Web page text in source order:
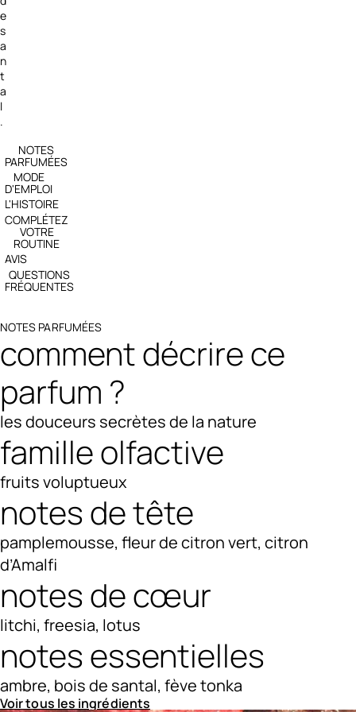
e
s
a
n
t
a
l
.
NOTES
PARFUMÉES
MODE
D'EMPLOI
L'HISTOIRE
COMPLÉTEZ
VOTRE
ROUTINE
AVIS
QUESTIONS
FRÉQUENTES
NOTES PARFUMÉES
comment décrire ce
parfum ?
les douceurs secrètes de la nature
famille olfactive
fruits voluptueux
notes de tête
pamplemousse, fleur de citron vert, citron
d’Amalfi
notes de cœur
litchi, freesia, lotus
notes essentielles
ambre, bois de santal, fève tonka
Voir tous les ingrédients